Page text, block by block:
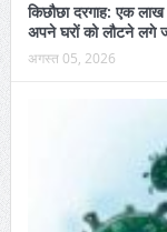
किछौछा दरगाह: एक
अपने घरों को लौटने लगे
अगस्त 05, 2026